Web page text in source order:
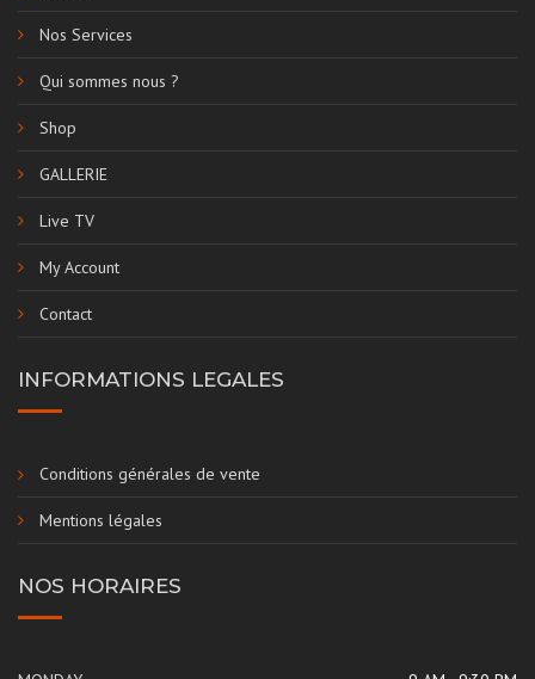
Nos Services
Qui sommes nous ?
Shop
GALLERIE
Live TV
My Account
Contact
INFORMATIONS LEGALES
Conditions générales de vente
Mentions légales
NOS HORAIRES